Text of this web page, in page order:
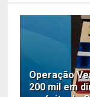
Operação
200 mil em